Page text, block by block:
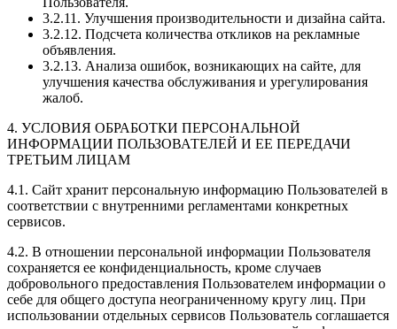
3.2.11. Улучшения производительности и дизайна сайта.
3.2.12. Подсчета количества откликов на рекламные
объявления.
3.2.13. Анализа ошибок, возникающих на сайте, для
улучшения качества обслуживания и урегулирования
жалоб.
4. УСЛОВИЯ ОБРАБОТКИ ПЕРСОНАЛЬНОЙ
ИНФОРМАЦИИ ПОЛЬЗОВАТЕЛЕЙ И ЕЕ ПЕРЕДАЧИ
ТРЕТЬИМ ЛИЦАМ
4.1. Сайт хранит персональную информацию Пользователей в
соответствии с внутренними регламентами конкретных
сервисов.
4.2. В отношении персональной информации Пользователя
сохраняется ее конфиденциальность, кроме случаев
добровольного предоставления Пользователем информации о
себе для общего доступа неограниченному кругу лиц. При
использовании отдельных сервисов Пользователь соглашается